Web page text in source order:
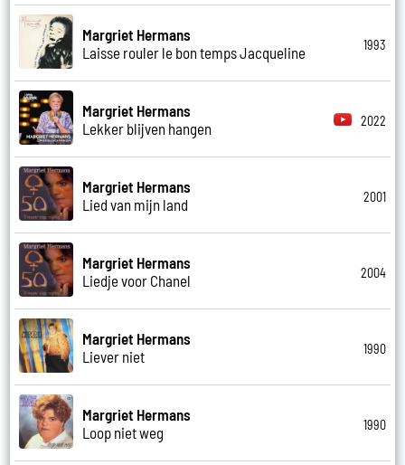
Margriet Hermans
Laisse rouler le bon temps Jacqueline
1993
Margriet Hermans
Lekker blijven hangen
2022
Margriet Hermans
Lied van mijn land
2001
Margriet Hermans
Liedje voor Chanel
2004
Margriet Hermans
Liever niet
1990
Margriet Hermans
Loop niet weg
1990